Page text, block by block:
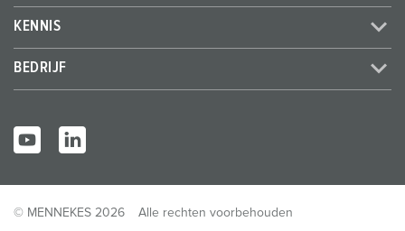
KENNIS
BEDRIJF
© MENNEKES 2026 Alle rechten voorbehouden